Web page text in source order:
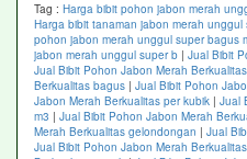
Tag : Harga bibit pohon jabon merah
Harga bibit tanaman jabon merah
pohon jabon merah unggul super bagus
jabon merah unggul super b | Jual Bibit
Jual Bibit Pohon Jabon Merah
Berkualitas bagus | Jual Bibit Pohon
Jabon Merah Berkualitas per kubik | Jual
m3 | Jual Bibit Pohon Jabon Merah
Merah Berkualitas gelondongan | Jual
Jual Bibit Pohon Jabon Merah